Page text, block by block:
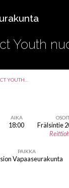
Youth
YOUTH…
AIKA
18:00
Frälsintie
PAIKKA
Vapaaseurakunta